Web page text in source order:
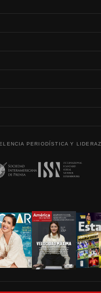
PERIODÍSTICA Y